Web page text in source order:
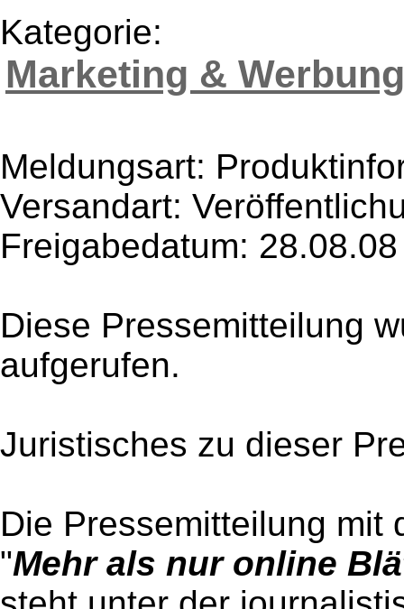
Kategorie:
Marketing & Werbung
Meldungsart:
Versandart:
Freigabedatum: 28.08.08
Diese Pressemitteilung
aufgerufen.
Juristisches zu dieser
Die Pressemitteilung mit
"Mehr als nur online